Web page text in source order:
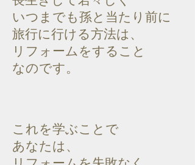
いつまでも孫と当たり前に
旅行に行ける方法は、
リフォームをすること
なのです。
これを学ぶことで
あなたは、